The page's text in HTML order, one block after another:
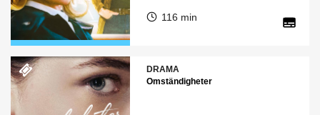
116 min
DRAMA
Omständigheter